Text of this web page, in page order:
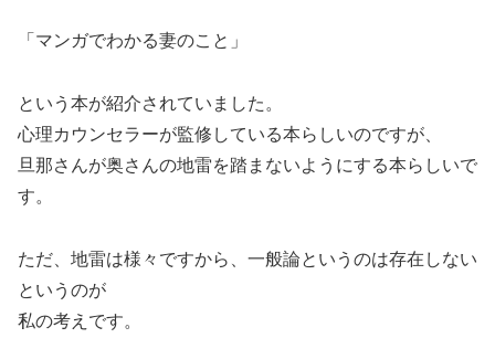
「マンガでわかる妻のこと」
という本が紹介されていました。
心理カウンセラーが監修している本らしいのですが、
旦那さんが奥さんの地雷を踏まないようにする本らしいで
す。
ただ、地雷は様々ですから、一般論というのは存在しない
というのが
私の考えです。